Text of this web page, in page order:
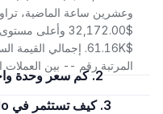
وعشرين ساعة الماضية،
المرتبة رقم -- بين العملات
3. كيف تستثمر في Celo Bridged WBTC (Celo)؟